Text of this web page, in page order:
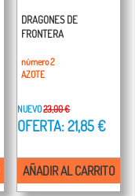
DRAGONES DE
FRONTERA
número 2
AZOTE
NUEVO23,00 €
OFERTA: 21,85 €
AÑADIR AL CARRITO